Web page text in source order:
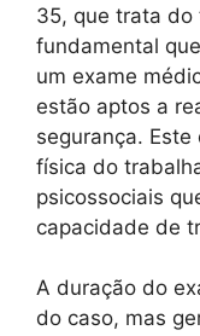
35, que trata do
fundamental
um exame
estão aptos a
segurança.
física do
psicossociais
capacidade de
A duração do
do caso, mas